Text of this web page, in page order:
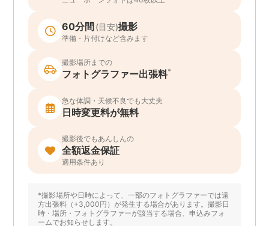
60分間(目安)撮影
準備・片付けなど含みます
撮影場所までの
フォトグラファー出張料*
急な体調・天候不良でも大丈夫
日時変更料が無料
撮影後でもあんしんの
全額返金保証
適用条件あり
*撮影場所や日時によって、一部のフォトグラファーでは遠
方出張料（+3,000円）が発生する場合があります。撮影日
時・場所・フォトグラファーが該当する場合、申込みフォ
ームでお知らせします。